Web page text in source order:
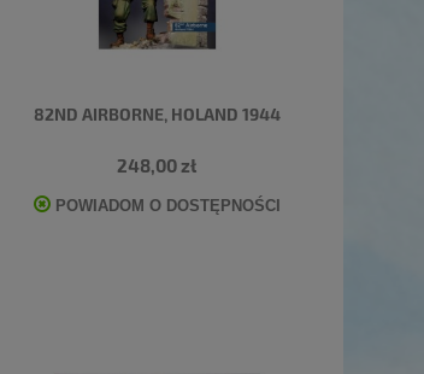
82ND AIRBORNE, HOLAND 1944
248,00 zł
POWIADOM O DOSTĘPNOŚCI